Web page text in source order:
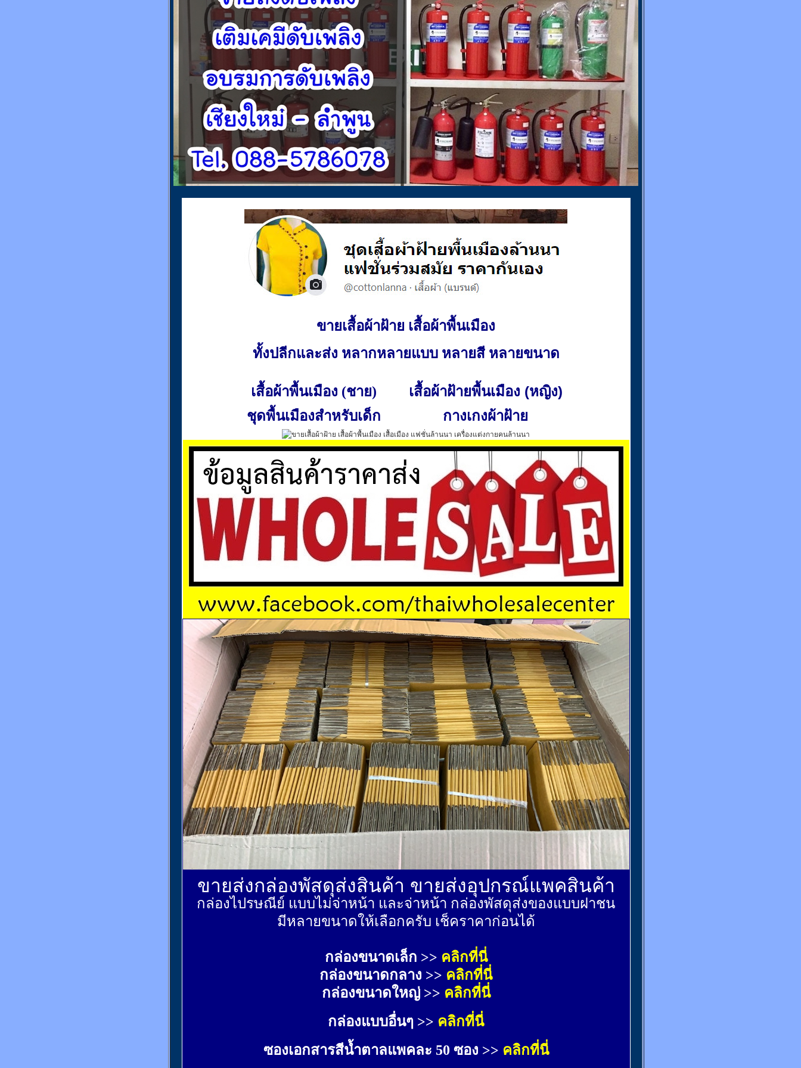
ขายเสื้อผ้าฝ้าย เสื้อผ้าพื้นเมือง
ทั้งปลีกและส่ง หลากหลายแบบ หลายสี หลายขนาด
เสื้อผ้าพื้นเมือง (ชาย)
เสื้อผ้าฝ้ายพื้นเมือง (หญิง)
ชุดพื้นเมืองสำหรับเด็ก
กางเกงผ้าฝ้าย
ขายส่งกล่องพัสดุส่งสินค้า ขายส่งอุปกรณ์แพคสินค้า
กล่องไปรษณีย์ แบบไม่จ่าหน้า และจ่าหน้า กล่องพัสดุส่งของแบบฝาชน
มีหลายขนาดให้เลือกครับ เช็คราคาก่อนได้
กล่องขนาดเล็ก >> คลิกที่นี่
กล่องขนาดกลาง >> คลิกที่นี่
กล่องขนาดใหญ่ >> คลิกที่นี่
กล่องแบบอื่นๆ >> คลิกที่นี่
ซองเอกสารสีน้ำตาลแพคละ 50 ซอง >> คลิกที่นี่